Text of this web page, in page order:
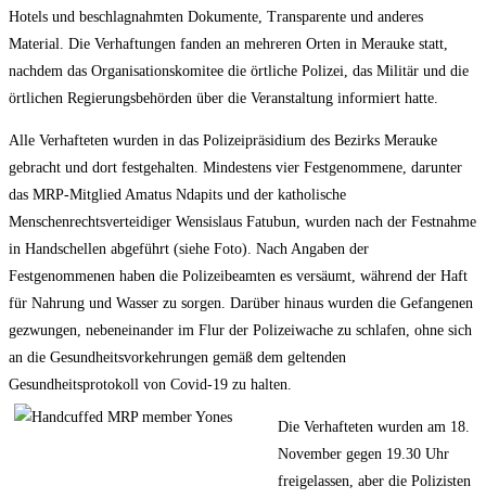
Hotels und beschlagnahmten Dokumente, Transparente und anderes
Material. Die Verhaftungen fanden an mehreren Orten in Merauke statt,
nachdem das Organisationskomitee die örtliche Polizei, das Militär und die
örtlichen Regierungsbehörden über die Veranstaltung informiert hatte.
Alle Verhafteten wurden in das Polizeipräsidium des Bezirks Merauke
gebracht und dort festgehalten. Mindestens vier Festgenommene, darunter
das MRP-Mitglied Amatus Ndapits und der katholische
Menschenrechtsverteidiger Wensislaus Fatubun, wurden nach der Festnahme
in Handschellen abgeführt (siehe Foto). Nach Angaben der
Festgenommenen haben die Polizeibeamten es versäumt, während der Haft
für Nahrung und Wasser zu sorgen. Darüber hinaus wurden die Gefangenen
gezwungen, nebeneinander im Flur der Polizeiwache zu schlafen, ohne sich
an die Gesundheitsvorkehrungen gemäß dem geltenden
Gesundheitsprotokoll von Covid-19 zu halten.
Die Verhafteten wurden am 18.
November gegen 19.30 Uhr
freigelassen, aber die Polizisten